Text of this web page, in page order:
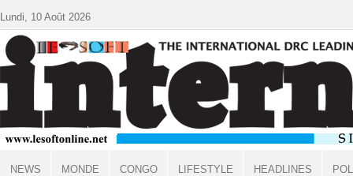
Lundi, 10 Août 2026
NEWS MONDE CONGO LIFESTYLE HEADLINES